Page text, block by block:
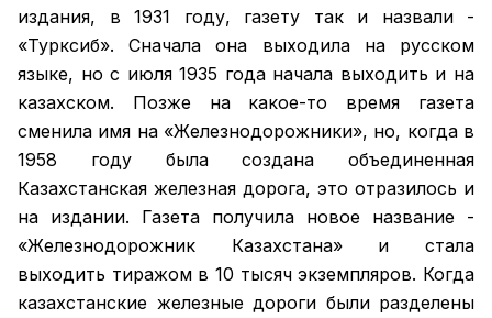
издания, в 1931 году, газету так и назвали -
«Турксиб». Сначала она выходила на русском
языке, но с июля 1935 года начала выходить и на
казахском. Позже на какое-то время газета
сменила имя на «Железнодорожники», но, когда в
1958 году была создана объединенная
Казахстанская железная дорога, это отразилось и
на издании. Газета получила новое название -
«Железнодорожник Казахстана» и стала
выходить тиражом в 10 тысяч экземпляров. Когда
казахстанские железные дороги были разделены